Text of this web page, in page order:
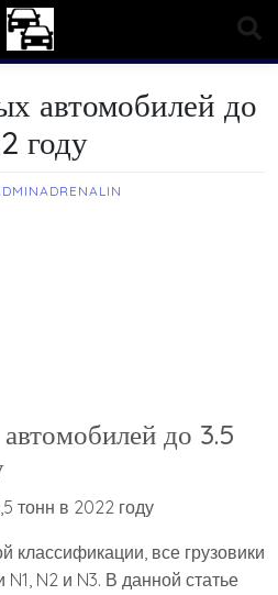
автомобилей до
году
до 3.5
классификации, все грузовики
N1, N2 и N3. В данной статье